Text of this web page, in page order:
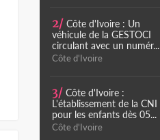
2/ Côte d'Ivoire : Un
véhicule de la GESTOCI
circulant avec un numér...
Côte d'Ivoire
3/ Côte d'Ivoire :
L'établissement de la CNI
pour les enfants dès 05...
Côte d'Ivoire